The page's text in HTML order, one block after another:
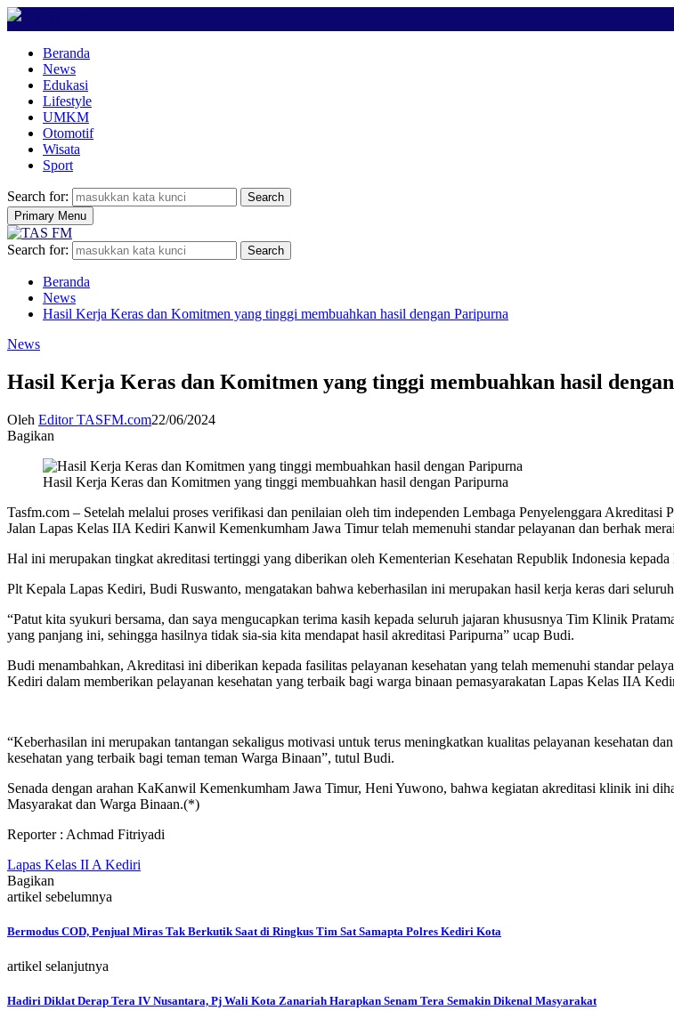
Beranda
News
Edukasi
Lifestyle
UMKM
Otomotif
Wisata
Sport
Search for:
Search
Primary Menu
Search for: Search
Beranda
News
Hasil Kerja Keras dan Komitmen yang tinggi membuahkan hasil dengan Paripurna
News
Hasil Kerja Keras dan Komitmen yang tinggi membuahkan hasil
Oleh Editor TASFM.com22/06/2024
Bagikan
Hasil Kerja Keras dan Komitmen yang tinggi membuahkan hasil dengan Paripurna
Tasfm.com – Setelah melalui proses verifikasi dan penilaian oleh tim independen Lembaga Penyelenggara
Jalan Lapas Kelas IIA Kediri Kanwil Kemenkumham Jawa Timur telah memenuhi standar pelayanan dan berhak
Hal ini merupakan tingkat akreditasi tertinggi yang diberikan oleh Kementerian Kesehatan Republik Indonesia
Plt Kepala Lapas Kediri, Budi Ruswanto, mengatakan bahwa keberhasilan ini merupakan hasil kerja keras dari
“Patut kita syukuri bersama, dan saya mengucapkan terima kasih kepada seluruh jajaran khususnya Tim Klinik
yang panjang ini, sehingga hasilnya tidak sia-sia kita mendapat hasil akreditasi Paripurna” ucap Budi.
Budi menambahkan, Akreditasi ini diberikan kepada fasilitas pelayanan kesehatan yang telah memenuhi standar
Kediri dalam memberikan pelayanan kesehatan yang terbaik bagi warga binaan pemasyarakatan Lapas Kelas IIA
“Keberhasilan ini merupakan tantangan sekaligus motivasi untuk terus meningkatkan kualitas pelayanan kesehatan
kesehatan yang terbaik bagi teman teman Warga Binaan”, tutul Budi.
Senada dengan arahan KaKanwil Kemenkumham Jawa Timur, Heni Yuwono, bahwa kegiatan akreditasi klinik ini
Masyarakat dan Warga Binaan.(*)
Reporter : Achmad Fitriyadi
Lapas Kelas II A Kediri
Bagikan
artikel sebelumnya
Bermodus COD, Penjual Miras Tak Berkutik Saat di Ringkus Tim Sat Samapta Polres Kediri Kota
artikel selanjutnya
Hadiri Diklat Derap Tera IV Nusantara, Pj Wali Kota Zanariah Harapkan Senam Tera Semakin Dikenal Masyarakat